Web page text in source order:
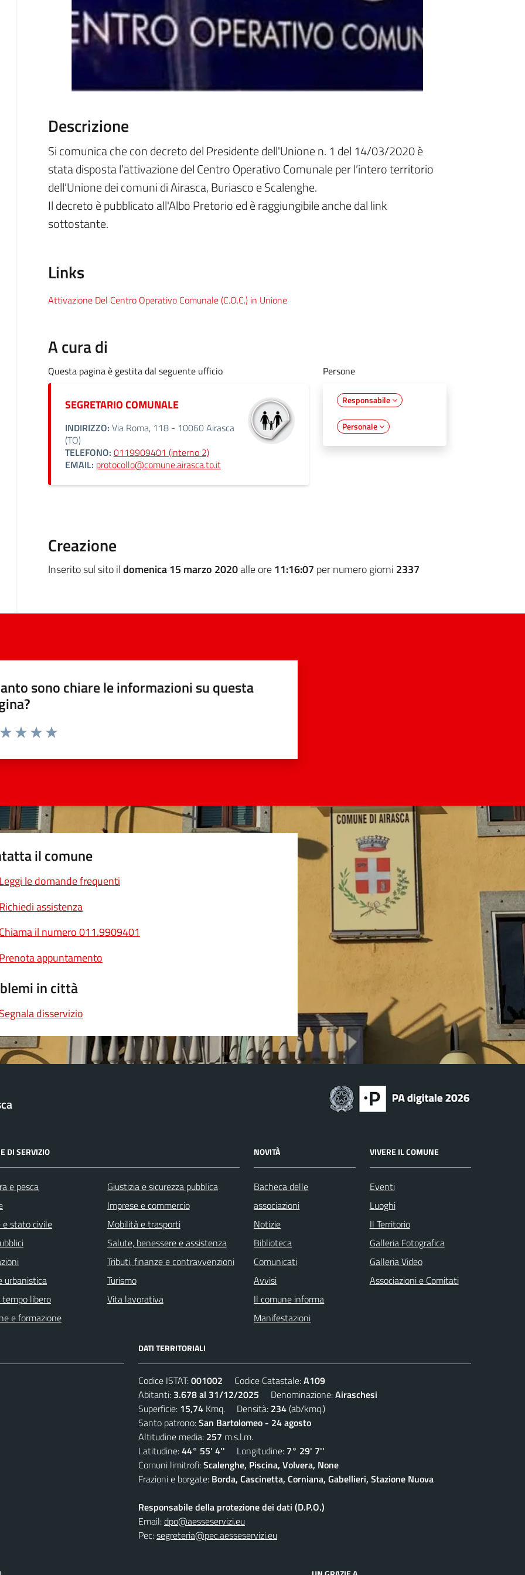
Descrizione
Si comunica che con decreto del Presidente dell'Unione n. 1 del 14/03/2020 è
stata disposta l’attivazione del Centro Operativo Comunale per l’intero territorio
dell’Unione dei comuni di Airasca, Buriasco e Scalenghe.
Il decreto è pubblicato all'Albo Pretorio ed è raggiungibile anche dal link
sottostante.
Links
Attivazione Del Centro Operativo Comunale (C.O.C.) in Unione
A cura di
Questa pagina è gestita dal seguente ufficio
SEGRETARIO COMUNALE
INDIRIZZO: Via Roma, 118 - 10060 Airasca
(TO)
TELEFONO: 0119909401 (interno 2)
EMAIL: protocollo@comune.airasca.to.it
Persone
Responsabile
Personale
Creazione
Inserito sul sito ildomenica 15 marzo 2020alle ore11:16:07 per numero giorni 2337
sono chiare le informazioni su questa
da 1 a 5 stelle la pagina
il comune
Leggi le domande frequenti
Richiedi assistenza
Chiama il numero 011.9909401
Prenota appuntamento
in città
Segnala disservizio
DI SERVIZIO
e pesca
e stato civile
urbanistica
libero
e formazione
Giustizia e sicurezza pubblica
Imprese e commercio
Mobilità e trasporti
Salute, benessere e assistenza
Tributi, finanze e contravvenzioni
Turismo
Vita lavorativa
NOVITÀ
Bacheca delle
associazioni
Notizie
Biblioteca
Comunicati
Avvisi
Il comune informa
Manifestazioni
VIVERE IL COMUNE
Eventi
Luoghi
Il Territorio
Galleria Fotografica
Galleria Video
Associazioni e Comitati
DATI TERRITORIALI
Codice ISTAT:001002 Codice Catastale:A109
Abitanti: 3.678 al 31/12/2025 Denominazione:Airaschesi
Superficie: 15,74 Kmq. Densità: 234(ab/kmq.)
Santo patrono:San Bartolomeo - 24 agosto
Altitudine media: 257 m.s.l.m.
Latitudine:44° 55' 4'' Longitudine: 7° 29' 7''
Comuni limitrofi:Scalenghe, Piscina, Volvera, None
Frazioni e borgate: Borda, Cascinetta, Corniana, Gabellieri, Stazione Nuova
Responsabile della protezione dei dati (D.P.O.)
Email:dpo@aesseservizi.eu
Pec:segreteria@pec.aesseservizi.eu